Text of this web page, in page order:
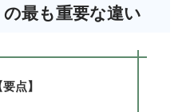
最も重要な違い
要点】